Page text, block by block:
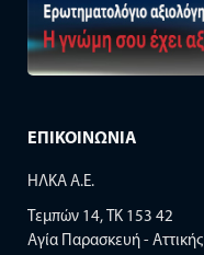
ΕΠΙΚΟΙΝΩΝΙΑ
ΗΛΚΑ Α.Ε.
Τεμπών 14, TK 153 42
Αγία Παρασκευή - Αττικής